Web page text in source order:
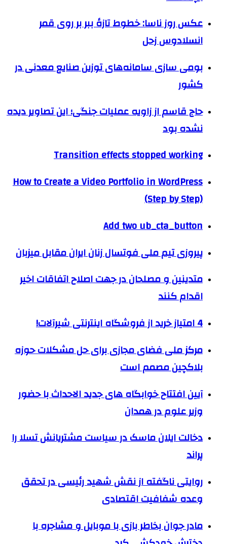
عکس روز ناسا: خطوط تازهٔ ببر بر روی قمر
انسلادوس زحل
بومی سازی سامانه‌های توزین صنایع معدنی در
کشور
حاج قاسم از زاویه عملیات جنگی؛ این تصاویر دیده
نشده بود
Transition effects stopped working
How to Create a Video Portfolio in WordPress
(Step by Step)
Add two ub_cta_button
پیروزی تیم ملی فوتسال زنان ایران مقابل میزبان
متدینین و مصلحان در جهت اصلاح اتفاقات اخیر
اقدام کنند
4 امتیاز خرید از فروشگاه اینترنتی شیرآلات!
مرکز ملی فضای مجازی برای حل مشکلات حوزه
بلاکچین مصمم است
آیین افتتاح خوابگاه های جدید الاحداث با حضور
وزیر علوم در همدان
دخالت ایلان ماسک در سیاست مشتریانش تسلا را
پراند
روایتی ناگفته از نقش شهید رئیسی در تحقق
وعده شفافیت اقتصادی
مادر جوان بخاطر بازی با موبایل و مشاجره با